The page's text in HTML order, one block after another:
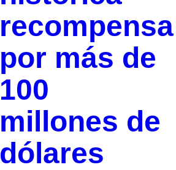
recompensa
por más de
100
millones de
dólares